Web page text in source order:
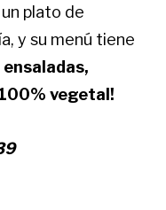
plato de
y su menú tiene
vegetal!